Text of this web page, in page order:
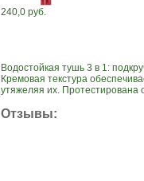
240,0 руб.
Водостойкая тушь 3 в 1:
Кремовая текстура
утяжеляя их. Протестирована
Отзывы: